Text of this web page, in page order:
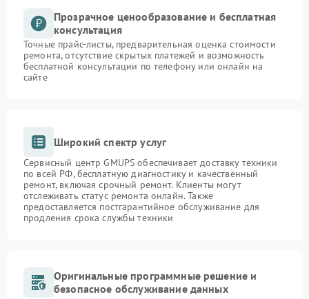
Прозрачное ценообразование и бесплатная
консультация
Точные прайс-листы, предварительная оценка стоимости
ремонта, отсутствие скрытых платежей и возможность
бесплатной консультации по телефону или онлайн на
сайте
Широкий спектр услуг
Сервисный центр GMUPS обеспечивает доставку техники
по всей РФ, бесплатную диагностику и качественный
ремонт, включая срочный ремонт. Клиенты могут
отслеживать статус ремонта онлайн. Также
предоставляется постгарантийное обслуживание для
продления срока службы техники
Оригинальные программные решение и
безопасное обслуживание данных